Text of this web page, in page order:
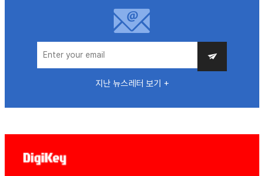
지난 뉴스레터 보기 +